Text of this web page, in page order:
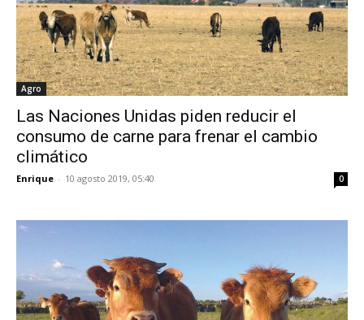
Agro
Las Naciones Unidas piden reducir el
consumo de carne para frenar el cambio
climático
Enrique - 10 agosto 2019, 05:40 0